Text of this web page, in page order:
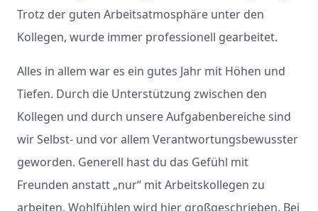
Trotz der guten Arbeitsatmosphäre unter den
Kollegen, wurde immer professionell gearbeitet.
Alles in allem war es ein gutes Jahr mit Höhen und
Tiefen. Durch die Unterstützung zwischen den
Kollegen und durch unsere Aufgabenbereiche sind
wir Selbst- und vor allem Verantwortungsbewusster
geworden. Generell hast du das Gefühl mit
Freunden anstatt „nur“ mit Arbeitskollegen zu
arbeiten. Wohlfühlen wird hier großgeschrieben. Bei